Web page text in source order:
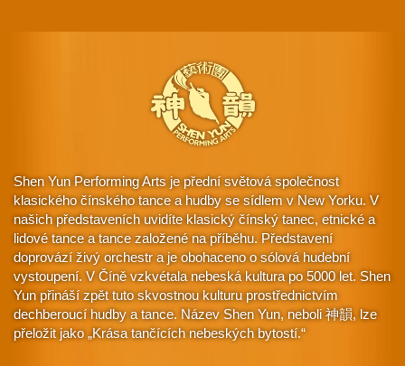
Shen Yun Performing Arts je přední světová společnost
klasického čínského tance a hudby se sídlem v New Yorku. V
našich představeních uvidíte klasický čínský tanec, etnické a
lidové tance a tance založené na příběhu. Představení
doprovází živý orchestr a je obohaceno o sólová hudební
vystoupení. V Číně vzkvétala nebeská kultura po 5000 let. Shen
Yun přináší zpět tuto skvostnou kulturu prostřednictvím
dechberoucí hudby a tance. Název Shen Yun, neboli 神韻, lze
přeložit jako „Krása tančících nebeských bytostí.“